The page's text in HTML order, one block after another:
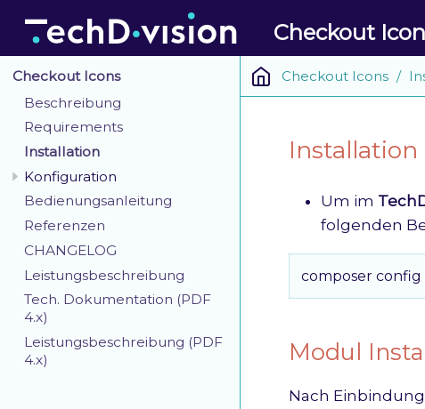
Checkout
Checkout Icons
Beschreibung
Requirements
Installation
Konfiguration
Bedienungsanleitung
Referenzen
CHANGELOG
Leistungsbeschreibung
Tech. Dokumentation (PDF
4.x)
Leistungsbeschreibung (PDF
4.x)
Checkout Icons
Um im
folgenden
composer
Modul
Nach